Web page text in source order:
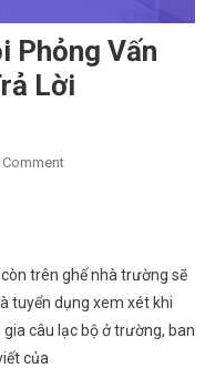
Phỏng Vấn
Lời
On
Hỏi
Phỏng
Vấn
trên ghế nhà trường sẽ
tuyển dụng xem xét khi
câu lạc bộ ở trường, ban
của